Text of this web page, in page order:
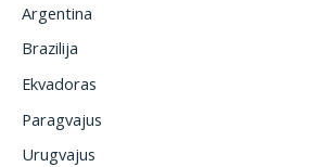
Argentina
Brazilija
Ekvadoras
Paragvajus
Urugvajus